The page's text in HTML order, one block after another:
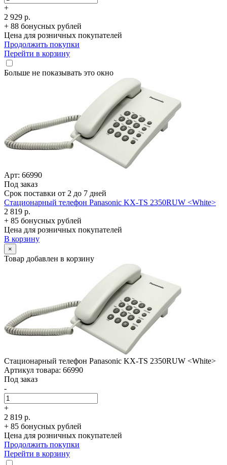
+
2 929 р.
+ 88 бонусных рублей
Цена для розничных покупателей
Продолжить покупки
Перейти в корзину
Больше не показывать это окно
Арт: 66990
Под заказ
Срок поставки от 2 до 7 дней
Стационарный телефон Panasonic KX-TS 2350RUW <White>
2 819 р.
+ 85 бонусных рублей
Цена для розничных покупателей
В корзину
×
Товар добавлен в корзину
Стационарный телефон Panasonic KX-TS 2350RUW <White>
Артикул товара: 66990
Под заказ
-
+
2 819 р.
+ 85 бонусных рублей
Цена для розничных покупателей
Продолжить покупки
Перейти в корзину